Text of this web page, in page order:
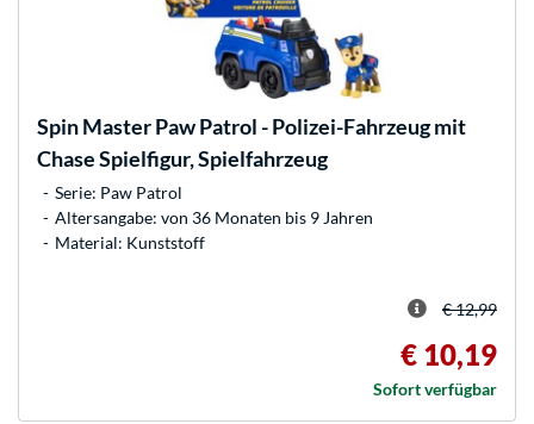
Spin MasterPaw Patrol - Polizei-Fahrzeug mit
Chase Spielfigur, Spielfahrzeug
Serie: Paw Patrol
Altersangabe: von 36 Monaten bis 9 Jahren
Material: Kunststoff
€ 12,99
€ 10,19
Sofort verfügbar